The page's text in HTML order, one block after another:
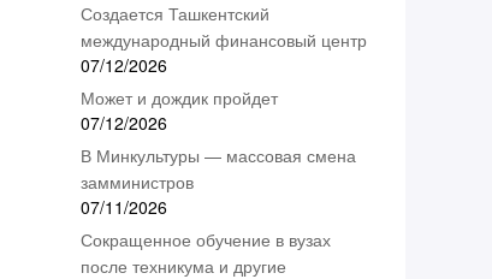
Создается Ташкентский
международный финансовый центр
07/12/2026
Может и дождик пройдет
07/12/2026
В Минкультуры — массовая смена
замминистров
07/11/2026
Сокращенное обучение в вузах
после техникума и другие